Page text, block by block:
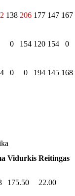
138 206 177 147 167
0 154 120 154 0
0 0 194 145 168
Vidurkis Reitingas
175.50 22.00